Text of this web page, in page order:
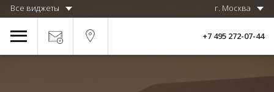
Все виджеты г. Москва
+7 495 272-07-44